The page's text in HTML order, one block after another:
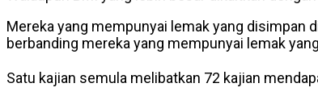
Mereka yang mempunyai lemak yang disimpan
berbanding mereka yang mempunyai lemak
Satu kajian semula melibatkan 72 kajian